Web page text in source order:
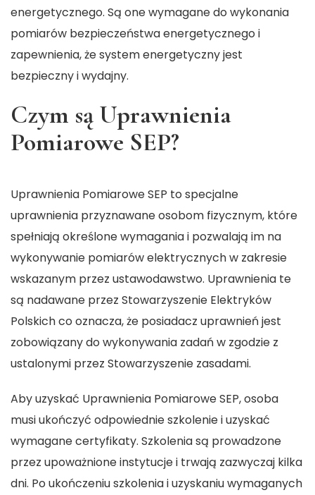
energetycznego. Są one wymagane do wykonania
pomiarów bezpieczeństwa energetycznego i
zapewnienia, że system energetyczny jest
bezpieczny i wydajny.
Czym są Uprawnienia
Pomiarowe SEP?
Uprawnienia Pomiarowe SEP to specjalne
uprawnienia przyznawane osobom fizycznym, które
spełniają określone wymagania i pozwalają im na
wykonywanie pomiarów elektrycznychw zakresie
wskazanym przez ustawodawstwo. Uprawnienia te
są nadawane przez Stowarzyszenie Elektryków
Polskich co oznacza, że posiadacz uprawnień jest
zobowiązany do wykonywania zadań w zgodzie z
ustalonymi przez Stowarzyszenie zasadami.
Aby uzyskać Uprawnienia Pomiarowe SEP, osoba
musi ukończyć odpowiednie szkolenie i uzyskać
wymagane certyfikaty. Szkolenia są prowadzone
przez upoważnione instytucje i trwają zazwyczaj kilka
dni. Po ukończeniu szkolenia i uzyskaniu wymaganych